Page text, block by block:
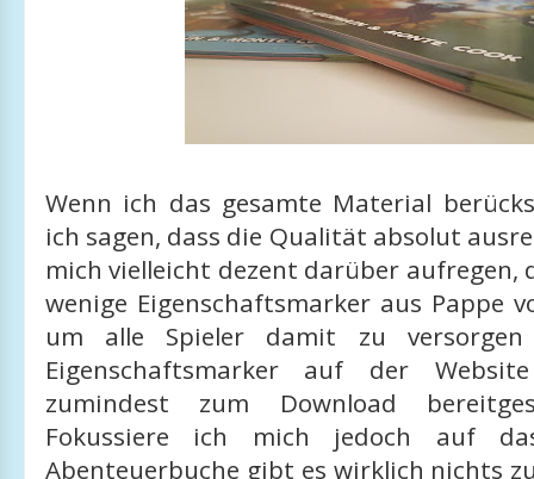
Wenn ich das gesamte Material
ich sagen, dass die Qualität absolut
mich vielleicht dezent darüber aufregen,
wenige Eigenschaftsmarker aus Pappe
um alle Spieler damit zu
Eigenschaftsmarker auf der
zumindest zum Download
Fokussiere ich mich jedoch auf
Abenteuerbuche gibt es wirklich nichts